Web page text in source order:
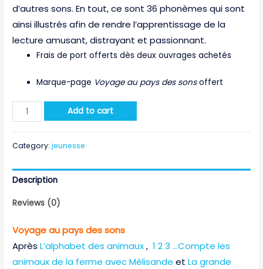
d’autres sons. En tout, ce sont 36 phonèmes qui sont
ainsi illustrés afin de rendre l’apprentissage de la
lecture amusant, distrayant et passionnant.
Frais de port offerts dès deux ouvrages achetés
Marque-page Voyage au pays des sonsoffert
Voyage
au
sons
quantity
Add to cart
Category:jeunesse
Description
Reviews (0)
Voyage au pays des sons
AprèsL’alphabet des animaux,1 2 3 …Compte les
animaux de la ferme avec Mélisande etLa grande